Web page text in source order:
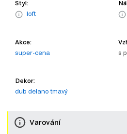
Styl:
loft
Akce:
super-cena
s
Dekor:
dub delano tmavý
Varování